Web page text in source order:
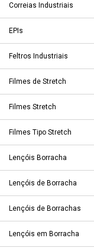
Correias Industriais
EPIs
Feltros Industriais
Filmes de Stretch
Filmes Stretch
Filmes Tipo Stretch
Lençóis Borracha
Lençóis de Borracha
Lençóis de Borrachas
Lençóis em Borracha